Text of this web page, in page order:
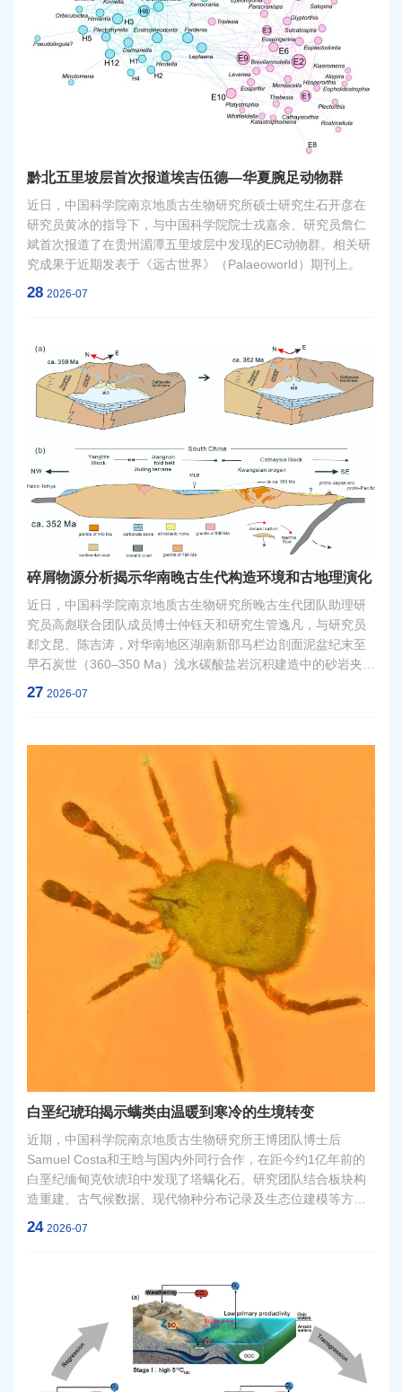
黔北五里坡层首次报道埃吉伍德—华夏腕足动物群
近日，中国科学院南京地质古生物研究所硕士研究生石开彦在
研究员黄冰的指导下，与中国科学院院士戎嘉余、研究员詹仁
斌首次报道了在贵州湄潭五里坡层中发现的EC动物群。相关研
究成果于近期发表于《远古世界》（Palaeoworld）期刊上。
28 2026-07
碎屑物源分析揭示华南晚古生代构造环境和古地理演化
近日，中国科学院南京地质古生物研究所晚古生代团队助理研
究员高彪联合团队成员博士仲钰天和研究生管逸凡，与研究员
郄文昆、陈吉涛，对华南地区湖南新邵马栏边剖面泥盆纪末至
早石炭世（360–350 Ma）浅水碳酸盐岩沉积建造中的砂岩夹层
开展了碎屑重矿物组合、锆石U-Pb测年和锆石微量元素分析，
与西北区域扬子古陆在晚古生代的差异性古地理演化过程。相
关成果近期发表于国际地学期刊《亚洲地质》（Journal of
Asian Earth Sciences）。
27 2026-07
白垩纪琥珀揭示螨类由温暖到寒冷的生境转变
近期，中国科学院南京地质古生物研究所王博团队博士后
Samuel Costa和王晗与国内外同行合作，在距今约1亿年前的
白垩纪缅甸克钦琥珀中发现了塔螨化石。研究团队结合板块构
造重建、古气候数据、现代物种分布记录及生态位建模等方
法，对该化石开展了系统研究。在揭示其古生物特征的同时，
（Proceedings of the Royal Society B）。
24 2026-07